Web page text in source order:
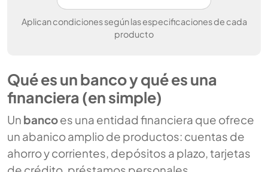
Aplican condiciones según las especificaciones de cada
producto
Qué es un banco y qué es una
financiera (en simple)
Un bancoes una entidad financiera que ofrece
un abanico amplio de productos: cuentas de
ahorro y corrientes, depósitos a plazo, tarjetas